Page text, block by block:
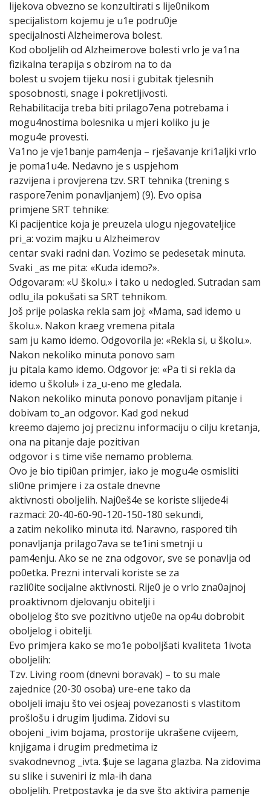
lijekova obvezno se konzultirati s lije0nikom
specijalistom kojemu je u1e podru0je
specijalnosti Alzheimerova bolest.
Kod oboljelih od Alzheimerove bolesti vrlo je va1na
fizikalna terapija s obzirom na to da
bolest u svojem tijeku nosi i gubitak tjelesnih
sposobnosti, snage i pokretljivosti.
Rehabilitacija treba biti prilago7ena potrebama i
mogu4nostima bolesnika u mjeri koliko ju je
mogu4e provesti.
Va1no je vje1banje pam4enja – rješavanje kri1aljki vrlo
je poma1u4e. Nedavno je s uspjehom
razvijena i provjerena tzv. SRT tehnika (trening s
raspore7enim ponavljanjem) (9). Evo opisa
primjene SRT tehnike:
Ki pacijentice koja je preuzela ulogu njegovateljice
pri_a: vozim majku u Alzheimerov
centar svaki radni dan. Vozimo se pedesetak minuta.
Svaki _as me pita: «Kuda idemo?».
Odgovaram: «U školu.» i tako u nedogled. Sutradan sam
odlu_ila pokušati sa SRT tehnikom.
Još prije polaska rekla sam joj: «Mama, sad idemo u
školu.». Nakon kraeg vremena pitala
sam ju kamo idemo. Odgovorila je: «Rekla si, u školu.».
Nakon nekoliko minuta ponovo sam
ju pitala kamo idemo. Odgovor je: «Pa ti si rekla da
idemo u školu!» i za_u-eno me gledala.
Nakon nekoliko minuta ponovo ponavljam pitanje i
dobivam to_an odgovor. Kad god nekud
kreemo dajemo joj preciznu informaciju o cilju kretanja,
ona na pitanje daje pozitivan
odgovor i s time više nemamo problema.
Ovo je bio tipi0an primjer, iako je mogu4e osmisliti
sli0ne primjere i za ostale dnevne
aktivnosti oboljelih. Naj0eš4e se koriste slijede4i
razmaci: 20-40-60-90-120-150-180 sekundi,
a zatim nekoliko minuta itd. Naravno, raspored tih
ponavljanja prilago7ava se te1ini smetnji u
pam4enju. Ako se ne zna odgovor, sve se ponavlja od
po0etka. Prezni intervali koriste se za
razli0ite socijalne aktivnosti. Rije0 je o vrlo zna0ajnoj
proaktivnom djelovanju obitelji i
oboljelog što sve pozitivno utje0e na op4u dobrobit
oboljelog i obitelji.
Evo primjera kako se mo1e poboljšati kvaliteta 1ivota
oboljelih:
Tzv. Living room (dnevni boravak) – to su male
zajednice (20-30 osoba) ure-ene tako da
oboljeli imaju što vei osjeaj povezanosti s vlastitom
prošlošu i drugim ljudima. Zidovi su
obojeni _ivim bojama, prostorije ukrašene cvijeem,
knjigama i drugim predmetima iz
svakodnevnog _ivta. $uje se lagana glazba. Na zidovima
su slike i suveniri iz mla-ih dana
oboljelih. Pretpostavka je da sve što aktivira pamenje